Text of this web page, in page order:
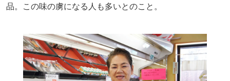
品。この味の虜になる人も多いとのこと。